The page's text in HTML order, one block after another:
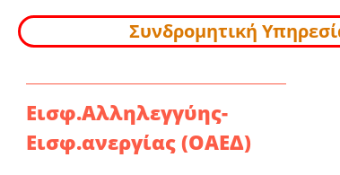
Συνδρομητική
Εισφ.Αλληλεγγύης-
Εισφ.ανεργίας (ΟΑΕΔ)